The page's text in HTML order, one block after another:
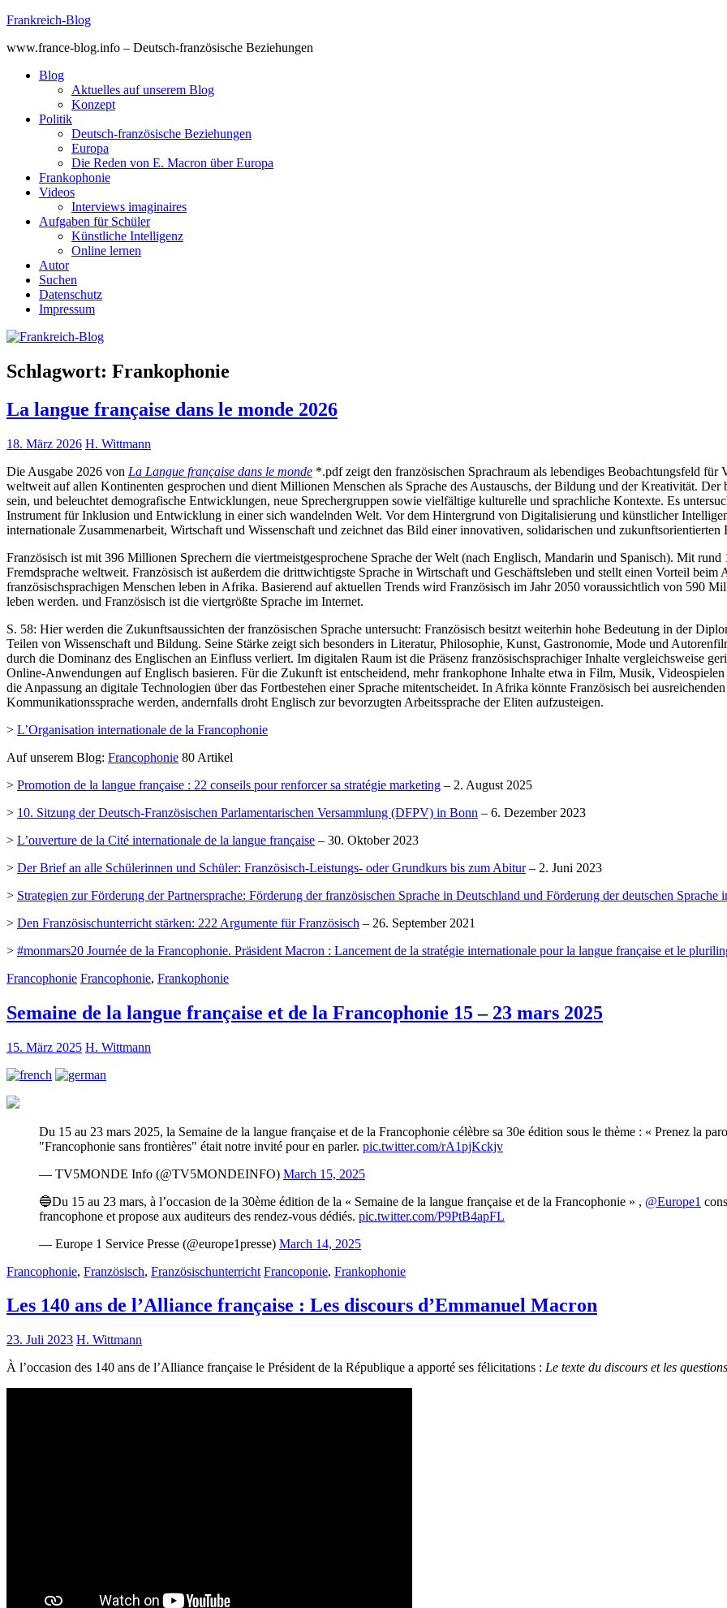
Skip
content
Frankreich-Blog
www.france-blog.info – Deutsch-französische Beziehungen
Blog
Aktuelles auf unserem Blog
Konzept
Politik
Deutsch-französische Beziehungen
Europa
Die Reden von E. Macron über Europa
Frankophonie
Videos
Interviews imaginaires
Aufgaben für Schüler
Künstliche Intelligenz
Online lernen
Autor
Suchen
Datenschutz
Impressum
Schlagwort: Frankophonie
La langue française dans le monde 2026
18. März 2026 H. Wittmann
Die Ausgabe 2026 von La Langue française dans le monde *.pdf zeigt den französischen Sprachraum als lebendiges Beobachtungsfeld
weltweit auf allen Kontinenten gesprochen und dient Millionen Menschen als Sprache des Austauschs, der Bildung und der Kreativität. Der
sein, und beleuchtet demografische Entwicklungen, neue Sprechergruppen sowie vielfältige kulturelle und sprachliche Kontexte. Es
Instrument für Inklusion und Entwicklung in einer sich wandelnden Welt. Vor dem Hintergrund von Digitalisierung und künstlicher
internationale Zusammenarbeit, Wirtschaft und Wissenschaft und zeichnet das Bild einer innovativen, solidarischen und zukunftsorientierten
Französisch ist mit 396 Millionen Sprechern die viertmeistgesprochene Sprache der Welt (nach Englisch, Mandarin und Spanisch). Mit
Fremdsprache weltweit. Französisch ist außerdem die drittwichtigste Sprache in Wirtschaft und Geschäftsleben und stellt einen Vorteil beim
französischsprachigen Menschen leben in Afrika. Basierend auf aktuellen Trends wird Französisch im Jahr 2050 voraussichtlich von 590
leben werden. und Französisch ist die viertgrößte Sprache im Internet.
S. 58: Hier werden die Zukunftsaussichten der französischen Sprache untersucht: Französisch besitzt weiterhin hohe Bedeutung in der
Teilen von Wissenschaft und Bildung. Seine Stärke zeigt sich besonders in Literatur, Philosophie, Kunst, Gastronomie, Mode und
durch die Dominanz des Englischen an Einfluss verliert. Im digitalen Raum ist die Präsenz französischsprachiger Inhalte vergleichsweise
Online-Anwendungen auf Englisch basieren. Für die Zukunft ist entscheidend, mehr frankophone Inhalte etwa in Film, Musik,
die Anpassung an digitale Technologien über das Fortbestehen einer Sprache mitentscheidet. In Afrika könnte Französisch bei
Kommunikationssprache werden, andernfalls droht Englisch zur bevorzugten Arbeitssprache der Eliten aufzusteigen.
> L’Organisation internationale de la Francophonie
Auf unserem Blog: Francophonie 80 Artikel
> Promotion de la langue française : 22 conseils pour renforcer sa stratégie marketing – 2. August 2025
> 10. Sitzung der Deutsch-Französischen Parlamentarischen Versammlung (DFPV) in Bonn – 6. Dezember 2023
> L’ouverture de la Cité internationale de la langue française – 30. Oktober 2023
> Der Brief an alle Schülerinnen und Schüler: Französisch-Leistungs- oder Grundkurs bis zum Abitur– 2. Juni 2023
> Strategien zur Förderung der Partnersprache: Förderung der französischen Sprache in Deutschland und Förderung der deutschen Sprache
> Den Französischunterricht stärken: 222 Argumente für Französisch – 26. September 2021
> #monmars20 Journée de la Francophonie. Präsident Macron : Lancement de la stratégie internationale pour la langue française et le
Francophonie Francophonie, Frankophonie
Semaine de la langue française et de la Francophonie 15 – 23 mars 2025
15. März 2025 H. Wittmann
Du 15 au 23 mars 2025, la Semaine de la langue française et de la Francophonie célèbre sa 30e édition sous le thème : « Prenez la
"Francophonie sans frontières" était notre invité pour en parler. pic.twitter.com/rA1pjKckjv
— TV5MONDE Info (@TV5MONDEINFO) March 15, 2025
🔵Du 15 au 23 mars, à l’occasion de la 30ème édition de la « Semaine de la langue française et de la Francophonie » , @Europe1
francophone et propose aux auditeurs des rendez-vous dédiés. pic.twitter.com/P9PtB4apFL
— Europe 1 Service Presse (@europe1presse) March 14, 2025
Francophonie, Französisch, Französischunterricht Francoponie, Frankophonie
Les 140 ans de l’Alliance française : Les discours d’Emmanuel Macron
23. Juli 2023 H. Wittmann
À l’occasion des 140 ans de l’Alliance française le Président de la République a apporté ses félicitations : Le texte du discours et les